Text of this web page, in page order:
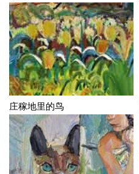
庄稼地里的鸟